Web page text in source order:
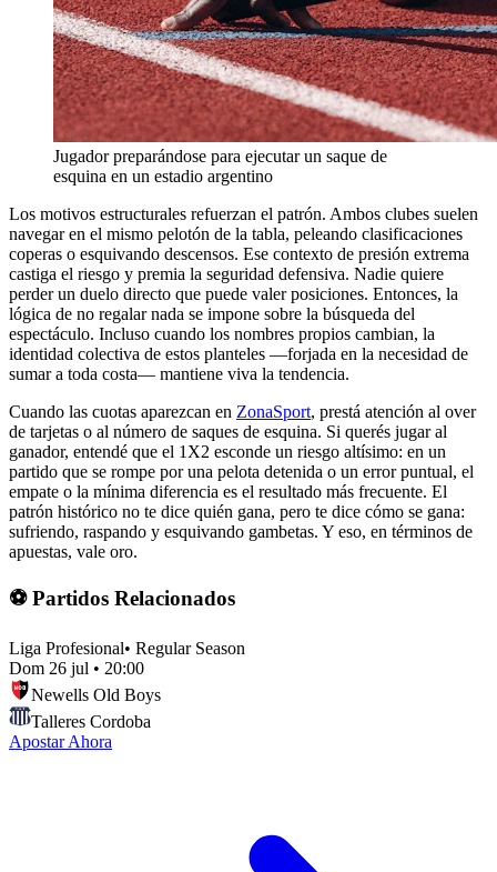
Jugador preparándose para ejecutar un saque de
esquina en un estadio argentino
Los motivos estructurales refuerzan el patrón. Ambos clubes suelen
navegar en el mismo pelotón de la tabla, peleando clasificaciones
coperas o esquivando descensos. Ese contexto de presión extrema
castiga el riesgo y premia la seguridad defensiva. Nadie quiere
perder un duelo directo que puede valer posiciones. Entonces, la
lógica de no regalar nada se impone sobre la búsqueda del
espectáculo. Incluso cuando los nombres propios cambian, la
identidad colectiva de estos planteles —forjada en la necesidad de
sumar a toda costa— mantiene viva la tendencia.
Cuando las cuotas aparezcan en ZonaSport, prestá atención al over
de tarjetas o al número de saques de esquina. Si querés jugar al
ganador, entendé que el 1X2 esconde un riesgo altísimo: en un
partido que se rompe por una pelota detenida o un error puntual, el
empate o la mínima diferencia es el resultado más frecuente. El
patrón histórico no te dice quién gana, pero te dice cómo se gana:
sufriendo, raspando y esquivando gambetas. Y eso, en términos de
apuestas, vale oro.
⚽ Partidos Relacionados
Liga Profesional• Regular Season
Dom 26 jul • 20:00
Newells Old Boys
Talleres Cordoba
Apostar Ahora